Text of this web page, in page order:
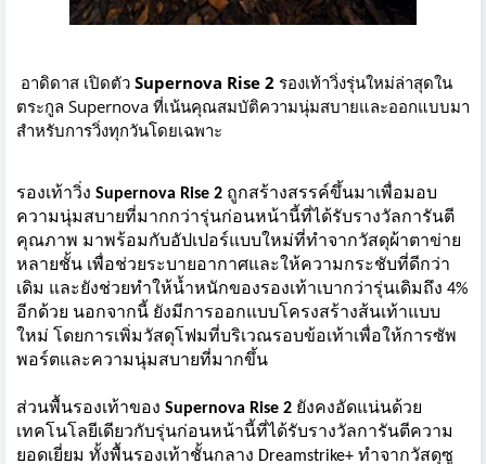
อาดิดาส เปิดตัว Supernova Rise 2 รองเท้าวิ่งรุ่นใหม่ล่าสุดใน
ตระกูล Supernova ที่เน้นคุณสมบัติความนุ่มสบายและออกแบบมา
สำหรับการวิ่งทุกวันโดยเฉพาะ
รองเท้าวิ่ง Supernova Rise 2 ถูกสร้างสรรค์ขึ้นมาเพื่อมอบ
ความนุ่มสบายที่มากกว่ารุ่นก่อนหน้านี้ที่ได้รับรางวัลการันตี
คุณภาพ มาพร้อมกับอัปเปอร์แบบใหม่ที่ทำจากวัสดุผ้าตาข่าย
หลายชั้น เพื่อช่วยระบายอากาศและให้ความกระชับที่ดีกว่า
เดิม และยังช่วยทำให้น้ำหนักของรองเท้าเบากว่ารุ่นเดิมถึง 4%
อีกด้วย นอกจากนี้ ยังมีการออกแบบโครงสร้างส้นเท้าแบบ
ใหม่ โดยการเพิ่มวัสดุโฟมที่บริเวณรอบข้อเท้าเพื่อให้การซัพ
พอร์ตและความนุ่มสบายที่มากขึ้น
ส่วนพื้นรองเท้าของ Supernova Rise 2 ยังคงอัดแน่นด้วย
เทคโนโลยีเดียวกับรุ่นก่อนหน้านี้ที่ได้รับรางวัลการันตีความ
ยอดเยี่ยม ทั้งพื้นรองเท้าชั้นกลาง Dreamstrike+ ทำจากวัสดุซู